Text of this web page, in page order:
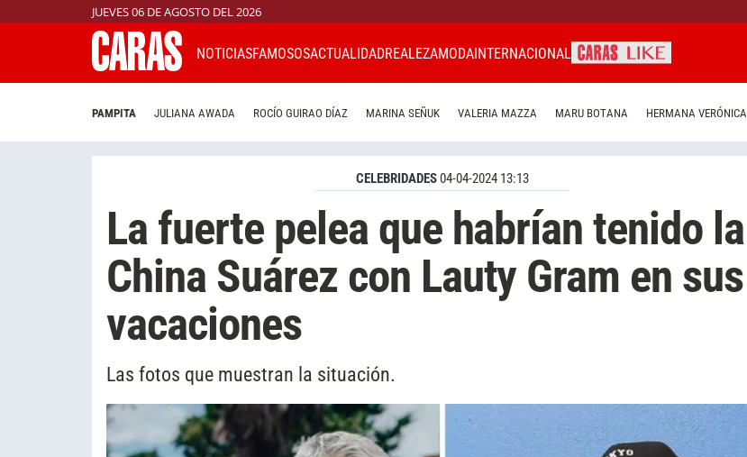
JUEVES 06 DE AGOSTO DEL 2026
NOTICIASFAMOSOSACTUALIDADREALEZAMODAINTERNACIONAL
PAMPITA JULIANA AWADA ROCÍO GUIRAO DÍAZ MARINA SEÑUK VALERIA MAZZA MARU BOTANA HERMANA VERÓNICA
CELEBRIDADES04-04-2024 13:13
La fuerte pelea que habrían tenido la
China Suárez con Lauty Gram en sus
vacaciones
Las fotos que muestran la situación.